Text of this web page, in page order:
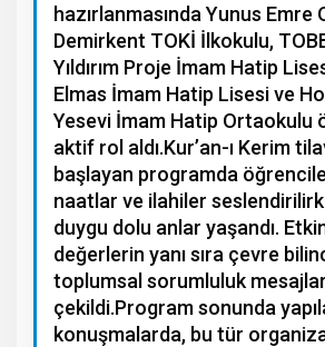
hazırlanmasında Yunus Emre
Demirkent TOKİ İlkokulu,
Yıldırım Proje İmam Hatip
Elmas İmam Hatip Lisesi ve
Yesevi İmam Hatip Ortaokulu
aktif rol aldı.Kur’an-ı Kerim
başlayan programda
naatlar ve ilahiler
duygu dolu anlar yaşandı.
değerlerin yanı sıra çevre
toplumsal sorumluluk
çekildi.Program sonunda
konuşmalarda, bu tür